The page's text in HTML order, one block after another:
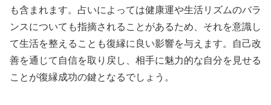
も含まれます。占いによっては健康運や生活リズムのバラ
ンスについても指摘されることがあるため、それを意識し
て生活を整えることも復縁に良い影響を与えます。自己改
善を通じて自信を取り戻し、相手に魅力的な自分を見せる
ことが復縁成功の鍵となるでしょう。